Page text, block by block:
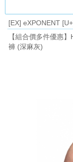
[EX] eXPONENT
【組合價多件優惠
褲 (深麻灰)